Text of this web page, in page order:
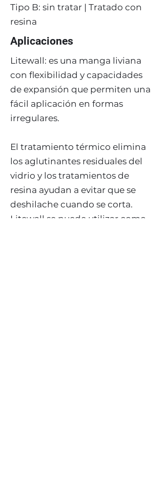
Tipo B: sin tratar | Tratado con
resina
Aplicaciones
Litewall: es una manga liviana
con flexibilidad y capacidades
de expansión que permiten una
fácil aplicación en formas
irregulares.
El tratamiento térmico elimina
los aglutinantes residuales del
vidrio y los tratamientos de
resina ayudan a evitar que se
deshilache cuando se corta.
Litewall se puede utilizar como